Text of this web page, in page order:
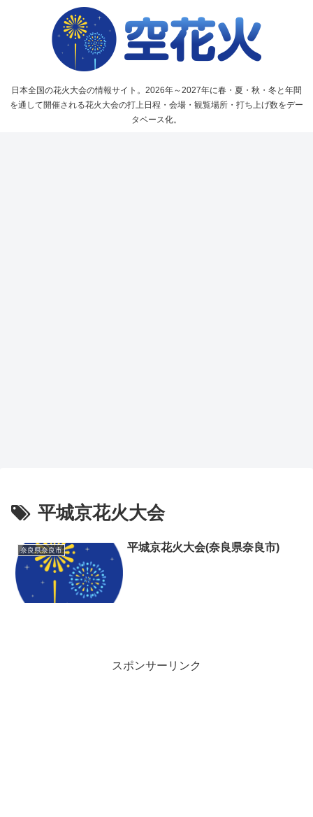
日本全国の花火大会の情報サイト。2026年～2027年に春・夏・秋・冬と年間
を通して開催される花火大会の打上日程・会場・観覧場所・打ち上げ数をデー
タベース化。
平城京花火大会
奈良県奈良市 平城京花火大会(奈良県奈良市)
スポンサーリンク